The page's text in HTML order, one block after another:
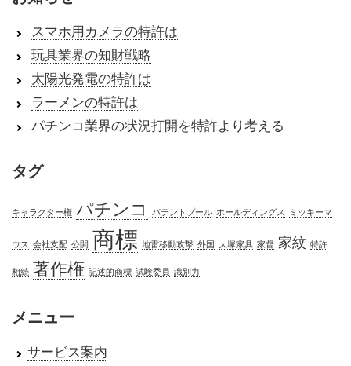
スマホ用カメラの特許は
玩具業界の知財戦略
太陽光発電の特許は
ラーメンの特許は
パチンコ業界の状況打開を特許より考える
タグ
キャラクター権 パチンコ パテントプール ホールディングス ミッキーマ
ウス 会社支配 公開 商標 地雷移動攻撃 外国 大塚家具 家督 家紋 特許
相続 著作権 記述的商標 試験委員 識別力
メニュー
サービス案内